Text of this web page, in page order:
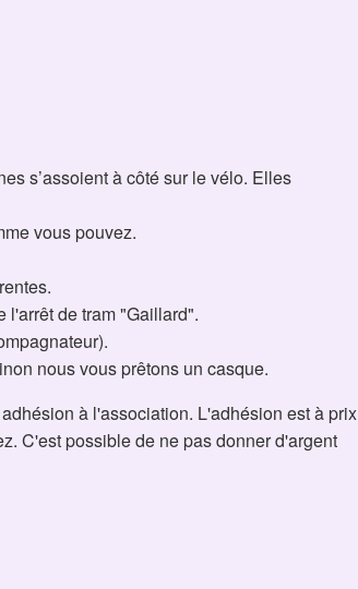
s’assoient à côté sur le vélo. Elles
vous pouvez.
l'arrêt de tram "Gaillard".
nous vous prêtons un casque.
à l'association. L'adhésion est à prix
C'est possible de ne pas donner d'argent